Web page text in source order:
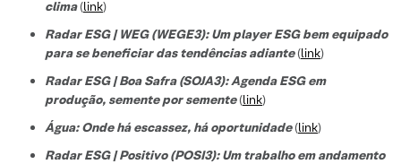
clima(link)
Radar ESG | WEG (WEGE3): Um player ESG bem equipado
para se beneficiar das tendências adiante(link)
Radar ESG | Boa Safra (SOJA3): Agenda ESG em
produção, semente por semente(link)
Água: Onde há escassez, há oportunidade(link)
Radar ESG | Positivo (POSI3): Um trabalho em andamento